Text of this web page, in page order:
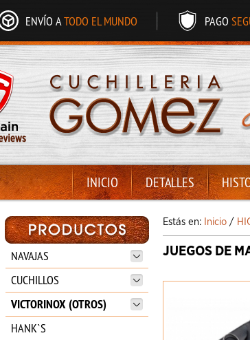
ENVÍO ATODO EL MUNDO PAGO
INICIO DETALLES
NAVAJAS
CUCHILLOS
VICTORINOX (OTROS)
HANK`S
Estás en: Inicio /
JUEGOS DE